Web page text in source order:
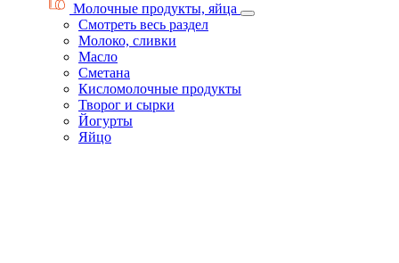
Молочные продукты, яйца
Смотреть весь раздел
Молоко, сливки
Масло
Сметана
Кисломолочные продукты
Творог и сырки
Йогурты
Яйцо